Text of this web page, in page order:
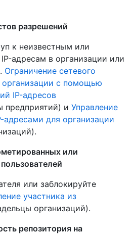
разрешений
к неизвестным или
адресам в организации или
Ограничение сетевого
с помощью
IP-адресов
предприятий) и Управление
для организации
или
или заблокируйте
участника из
организаций).
репозитория на